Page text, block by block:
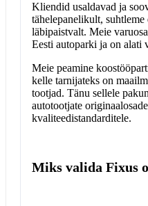
Kliendid usaldavad ja
tähelepanelikult, suhtleme
läbipaistvalt. Meie
Eesti autoparki ja on alati
Meie peamine
kelle tarnijateks on
tootjad. Tänu sellele
autotootjate
kvaliteedistandarditele.
Miks valida Fixus